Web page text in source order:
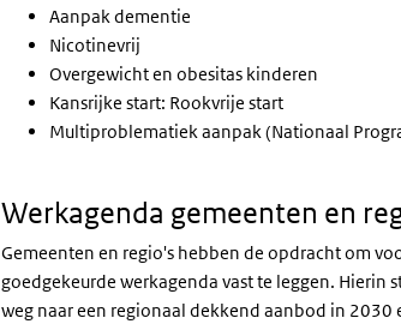
Aanpak dementie
Nicotinevrij
Overgewicht en obesitas kinderen
Kansrijke start: Rookvrije start
Multiproblematiek aanpak (Nationaal
Werkagenda gemeenten en
Gemeenten en regio's hebben de opdracht om
goedgekeurde werkagenda vast te leggen.
weg naar een regionaal dekkend aanbod in